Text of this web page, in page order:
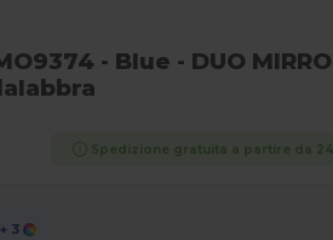
- Blue - DUO
Spedizione gratuita a partire da
+ 3